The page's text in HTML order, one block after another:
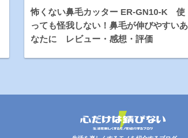
怖くない鼻毛カッター ER-GN10-K 使
っても怪我しない！鼻毛が伸びやすいあ
なたに レビュー・感想・評価